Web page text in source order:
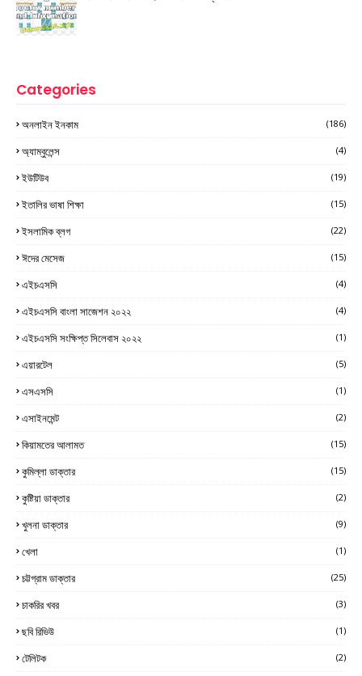
Categories
অনলাইন ইনকাম (186)
অ্যাম্বুলেন্স (4)
ইউটিউব (19)
ইতালির ভাষা শিক্ষা (15)
ইসলামিক ব্লগ (22)
ঈদের মেসেজ (15)
এইচএসসি (4)
এইচএসসি বাংলা সাজেশন ২০২২ (4)
এইচএসসি সংক্ষিপ্ত সিলেবাস ২০২২ (1)
এয়ারটেল (5)
এসএসসি (1)
এসাইনমেন্ট (2)
কিয়ামতের আলামত (15)
কুমিল্লা ডাক্তার (15)
কুষ্টিয়া ডাক্তার (2)
খুলনা ডাক্তার (9)
খেলা (1)
চট্টগ্রাম ডাক্তার (25)
চাকরির খবর (3)
ছবি রিভিউ (1)
টেলিটক (2)